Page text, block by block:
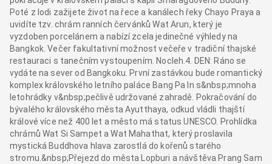
Poté z lodi zažijete život na řece a kanálech řeky Chayo Praya a
uvidíte tzv. chrám ranních červánků Wat Arun, který je
vyzdoben porcelánem a nabízí zcela jedinečné výhledy na
Bangkok. Večer fakultativní možnost večeře v tradiční thajské
restauraci s tanečním vystoupením. Nocleh.4. DEN: Ráno se
vydáte na sever od Bangkoku. První zastávkou bude romantický
komplex královského letního paláce Bang Pa In s&nbsp;mnoha
letohrádky v&nbsp;pečlivě udržované zahradě. Pokračování do
bývalého královského města Ayutthaya, odkud vládli thajští
králové více než 400 let a město má status UNESCO. Prohlídka
chrámů Wat Si Sampet a Wat Mahathat, který proslavila
mystická Buddhova hlava zarostlá do kořenů starého
stromu.&nbsp;Přejezd do města Lopburi a návštěva Prang Sam